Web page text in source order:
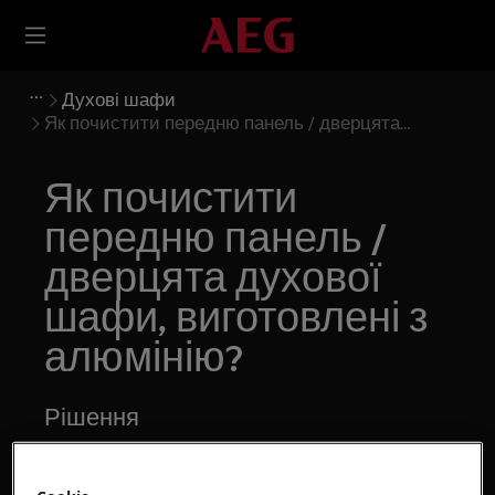
Духові шафи
Як почистити передню панель / дверцята
Як почистити
передню панель /
дверцята духової
шафи, виготовлені з
алюмінію?
Рішення